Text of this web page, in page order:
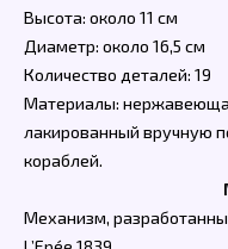
Высота: около 11 см
Диаметр: около 16,5 см
Количество деталей: 19
Материалы:
лакированный вручную
кораблей.
Механизм,